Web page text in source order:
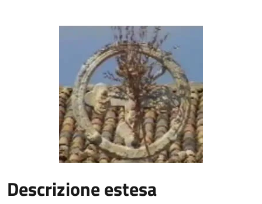
Descrizione estesa